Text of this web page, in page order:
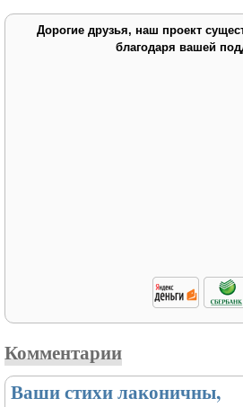
Дорогие друзья, наш проект
благодаря вашей
Комментарии
Ваши стихи лаконичны,